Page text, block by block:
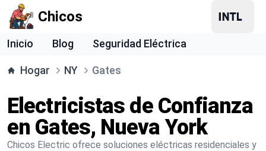
Chicos
Inicio Blog Seguridad Eléctrica
Hogar NY Gates
Electricistas de Confianza
en Gates, Nueva York
Chicos Electric ofrece soluciones eléctricas residenciales y